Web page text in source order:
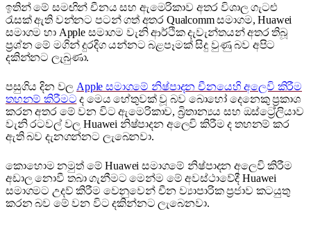
ඉතින් මේ සමඟින් චීනය සහ ඇමෙරිකාව අතර විශාල ගැටළු
රැසක් ඇති වන්නට පටන් ගත් අතර Qualcomm සමාගම, Huawei
සමාගම හා Apple සමාගම වැනි ආර්ථික දැවැන්තයන් අතර තිබූ
ප්‍රශ්න මේ මගින් දුරදිග යන්නට බළපෑමක් සිදු වුණු බව අපිට
දකින්නට ලැබුණා.
පසුගිය දින වල Apple සමාගමේ නිෂ්පාදන චීනයෙහි අලෙවි කිරීම
තහනම් කිරීමට ද මෙය හේතුවක් වූ බව බොහෝ දෙනෙකු ප්‍රකාශ
කරන අතර මේ වන විට ඇමෙරිකාව, බ්‍රිතාන්‍යය සහ ඔස්ට්‍රේලියාව
වැනි රටවල් වල Huawei නිෂ්පාදන අලෙවි කිරීම ද තහනම් කර
ඇති බව දැනගන්නට ලැබෙනවා.
කොහොම නමුත් මේ Huawei සමාගමේ නිෂ්පාදන අලෙවි කිරීම
අඩාල නොවී තබා ගැනීමට මෙන්ම මේ අවස්ථාවේදී Huawei
සමාගමට උදව් කිරීම වෙනුවෙන් චීන ව්‍යාපාරික ප්‍රජාව කටයුතු
කරන බව මේ වන විට දකින්නට ලැබෙනවා.